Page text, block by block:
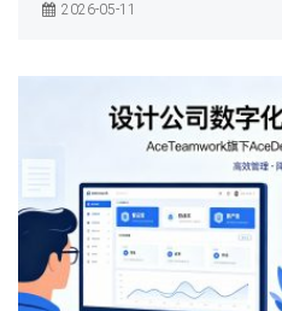
2026-05-11